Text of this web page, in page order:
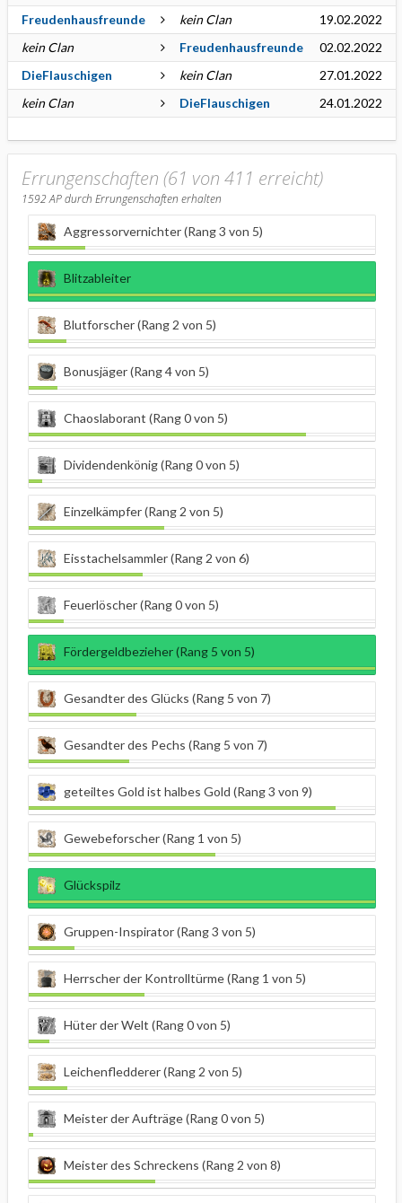
Freudenhausfreunde
kein Clan
19.02.2022
kein Clan
Freudenhausfreunde
02.02.2022
DieFlauschigen
kein Clan
27.01.2022
kein Clan
DieFlauschigen 24.01.2022
Errungenschaften (61 von 411 erreicht)
1592AP durch Errungenschaften erhalten
Aggressorvernichter (Rang 3 von 5)
Blitzableiter
Blutforscher (Rang 2 von 5)
Bonusjäger (Rang 4 von 5)
Chaoslaborant (Rang 0 von 5)
Dividendenkönig (Rang 0 von 5)
Einzelkämpfer (Rang 2 von 5)
Eisstachelsammler (Rang 2 von 6)
Feuerlöscher (Rang 0 von 5)
Fördergeldbezieher (Rang 5 von 5)
Gesandter des Glücks (Rang 5 von 7)
Gesandter des Pechs (Rang 5 von 7)
geteiltes Gold ist halbes Gold (Rang 3 von 9)
Gewebeforscher (Rang 1 von 5)
Glückspilz
Gruppen-Inspirator (Rang 3 von 5)
Herrscher der Kontrolltürme (Rang 1 von 5)
Hüter der Welt (Rang 0 von 5)
Leichenfledderer (Rang 2 von 5)
Meister der Aufträge (Rang 0 von 5)
Meister des Schreckens (Rang 2 von 8)